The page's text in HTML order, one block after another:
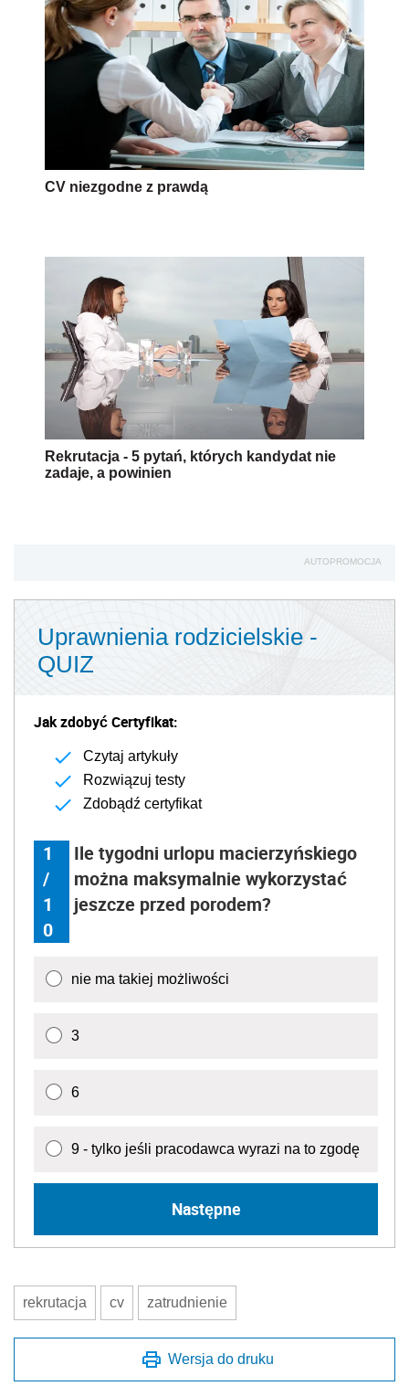
CV niezgodne z prawdą
Rekrutacja - 5 pytań, których kandydat nie
zadaje, a powinien
AUTOPROMOCJA
Uprawnienia rodzicielskie -
QUIZ
Jak zdobyć Certyfikat:
Czytaj artykuły
Rozwiązuj testy
Zdobądź certyfikat
1
/
1
0
Ile tygodni urlopu macierzyńskiego
można maksymalnie wykorzystać
jeszcze przed porodem?
nie ma takiej możliwości
3
6
9 - tylko jeśli pracodawca wyrazi na to zgodę
Następne
rekrutacja cv zatrudnienie
Wersja do druku